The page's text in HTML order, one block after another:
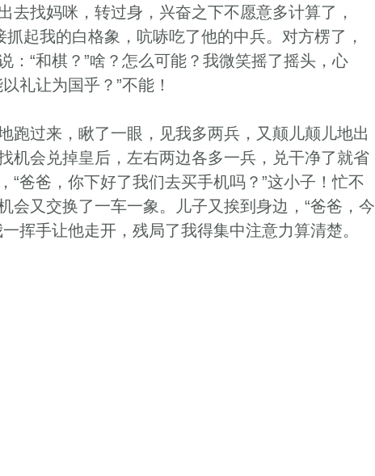
去找妈咪，转过身，兴奋之下不愿意多计算了，
起我的白格象，吭哧吃了他的中兵。对方楞了，
：“和棋？”啥？怎么可能？我微笑摇了摇头，心
礼让为国乎？”不能！
机会兑掉皇后，左右两边各多一兵，兑干净了就省
“爸爸，你下好了我们去买手机吗？”这小子！忙不
会又交换了一车一象。儿子又挨到身边，“爸爸，今
挥手让他走开，残局了我得集中注意力算清楚。